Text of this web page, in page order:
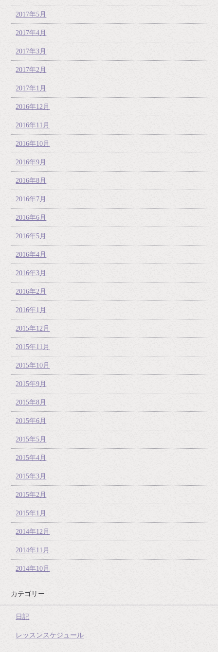
2017年5月
2017年4月
2017年3月
2017年2月
2017年1月
2016年12月
2016年11月
2016年10月
2016年9月
2016年8月
2016年7月
2016年6月
2016年5月
2016年4月
2016年3月
2016年2月
2016年1月
2015年12月
2015年11月
2015年10月
2015年9月
2015年8月
2015年6月
2015年5月
2015年4月
2015年3月
2015年2月
2015年1月
2014年12月
2014年11月
2014年10月
カテゴリー
日記
レッスンスケジュール